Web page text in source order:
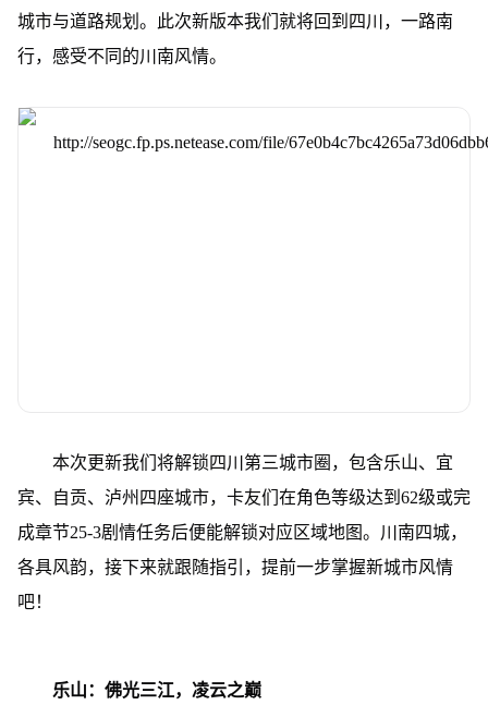
城市与道路规划。此次新版本我们就将回到四川，一路南
行，感受不同的川南风情。
本次更新我们将解锁四川第三城市圈，包含乐山、宜
宾、自贡、泸州四座城市，卡友们在角色等级达到62级或完
成章节25-3剧情任务后便能解锁对应区域地图。川南四城，
各具风韵，接下来就跟随指引，提前一步掌握新城市风情
吧！
乐山：佛光三江，凌云之巅